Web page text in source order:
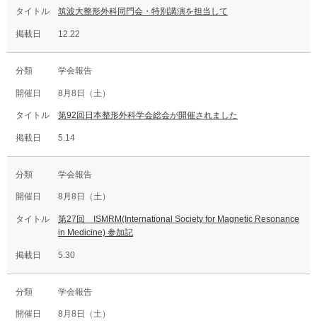
筑波大整形外科同門会・特別講演を担当して
12.22
学会報告
8月8日（土）
第92回日本整形外科学会総会が開催されました
5.14
学会報告
8月8日（土）
第27回 ISMRM(International Society for Magnetic Resonance
in Medicine) 参加記
5.30
学会報告
8月8日（土）